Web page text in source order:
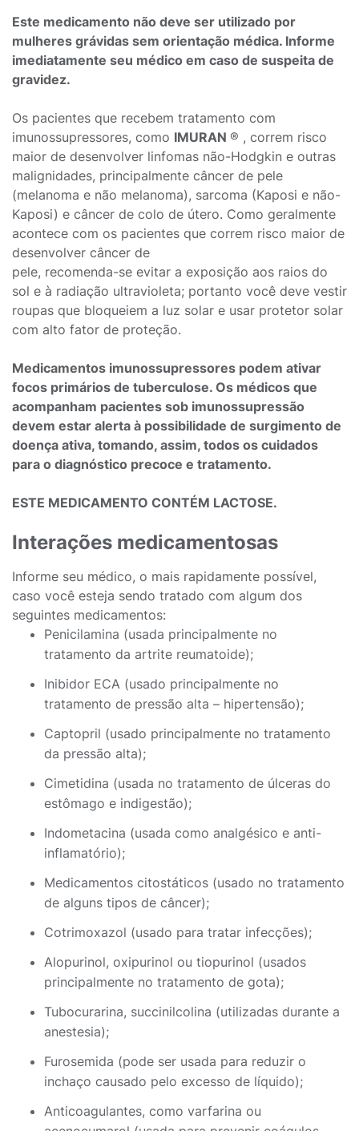
Este medicamento não deve ser utilizado por
mulheres grávidas sem orientação médica. Informe
imediatamente seu médico em caso de suspeita de
gravidez.
Os pacientes que recebem tratamento com
imunossupressores, como IMURAN ® , correm risco
maior de desenvolver linfomas não-Hodgkin e outras
malignidades, principalmente câncer de pele
(melanoma e não melanoma), sarcoma (Kaposi e não-
Kaposi) e câncer de colo de útero. Como geralmente
acontece com os pacientes que correm risco maior de
desenvolver câncer de
pele, recomenda-se evitar a exposição aos raios do
sol e à radiação ultravioleta; portanto você deve vestir
roupas que bloqueiem a luz solar e usar protetor solar
com alto fator de proteção.
Medicamentos imunossupressores podem ativar
focos primários de tuberculose. Os médicos que
acompanham pacientes sob imunossupressão
devem estar alerta à possibilidade de surgimento de
doença ativa, tomando, assim, todos os cuidados
para o diagnóstico precoce e tratamento.
ESTE MEDICAMENTO CONTÉM LACTOSE.
Interações medicamentosas
Informe seu médico, o mais rapidamente possível,
caso você esteja sendo tratado com algum dos
seguintes medicamentos:
Penicilamina (usada principalmente no
tratamento da artrite reumatoide);
Inibidor ECA (usado principalmente no
tratamento de pressão alta – hipertensão);
Captopril (usado principalmente no tratamento
da pressão alta);
Cimetidina (usada no tratamento de úlceras do
estômago e indigestão);
Indometacina (usada como analgésico e anti-
inflamatório);
Medicamentos citostáticos (usado no tratamento
de alguns tipos de câncer);
Cotrimoxazol (usado para tratar infecções);
Alopurinol, oxipurinol ou tiopurinol (usados
principalmente no tratamento de gota);
Tubocurarina, succinilcolina (utilizadas durante a
anestesia);
Furosemida (pode ser usada para reduzir o
inchaço causado pelo excesso de líquido);
Anticoagulantes, como varfarina ou